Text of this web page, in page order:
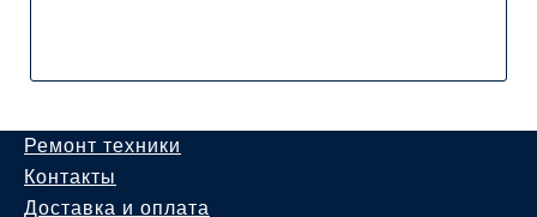
Ремонт техники
Контакты
Доставка и оплата